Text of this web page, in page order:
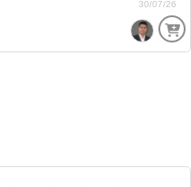
30/07/26